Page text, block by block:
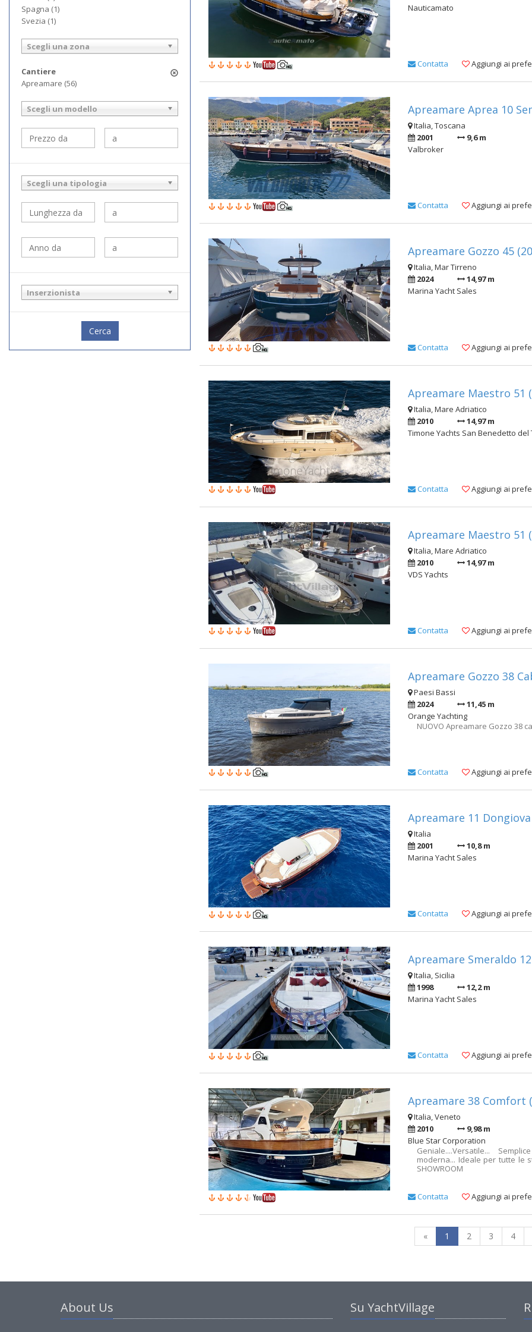
Spagna (1)
Svezia (1)
Scegli una zona
Cantiere
Apreamare (56)
Scegli un modello
Scegli una tipologia
Inserzionista
Cerca
Nauticamato
Contatta Aggiungi ai
Apreamare Aprea 10
Italia, Toscana
2001
9,6 m
Valbroker
Contatta Aggiungi ai
Apreamare Gozzo 45
Italia, Mar Tirreno
2024
14,97 m
Marina Yacht Sales
Contatta Aggiungi ai
Apreamare Maestro 51
Italia, Mare Adriatico
2010
14,97 m
Timone Yachts San Benedetto del
Contatta Aggiungi ai
Apreamare Maestro 51
Italia, Mare Adriatico
2010
14,97 m
VDS Yachts
Contatta Aggiungi ai
Apreamare Gozzo 38
Paesi Bassi
2024
11,45 m
Orange Yachting
NUOVO Apreamare Gozzo 38
Contatta Aggiungi ai
Apreamare 11
Italia
2001
10,8 m
Marina Yacht Sales
Contatta Aggiungi ai
Apreamare Smeraldo
Italia, Sicilia
1998
12,2 m
Marina Yacht Sales
Contatta Aggiungi ai
Apreamare 38 Comfort
Italia, Veneto
2010
9,98 m
Blue Star Corporation
Geniale....Versatile...
moderna... Ideale per tutte le
SHOWROOM
Contatta Aggiungi ai
« 1 2 3 4
About Us Su YachtVillage